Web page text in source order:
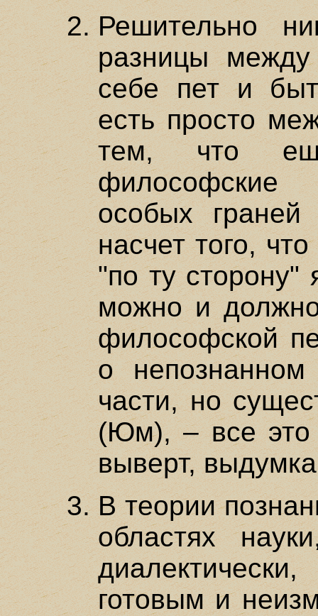
Решительно
разницы
себе пет и
есть просто
тем, что
философские
особых
насчет того,
"по ту сторону"
можно и должно
философской
о
части, но
(Юм), – все это
выверт,
В теории
областях
готовым и